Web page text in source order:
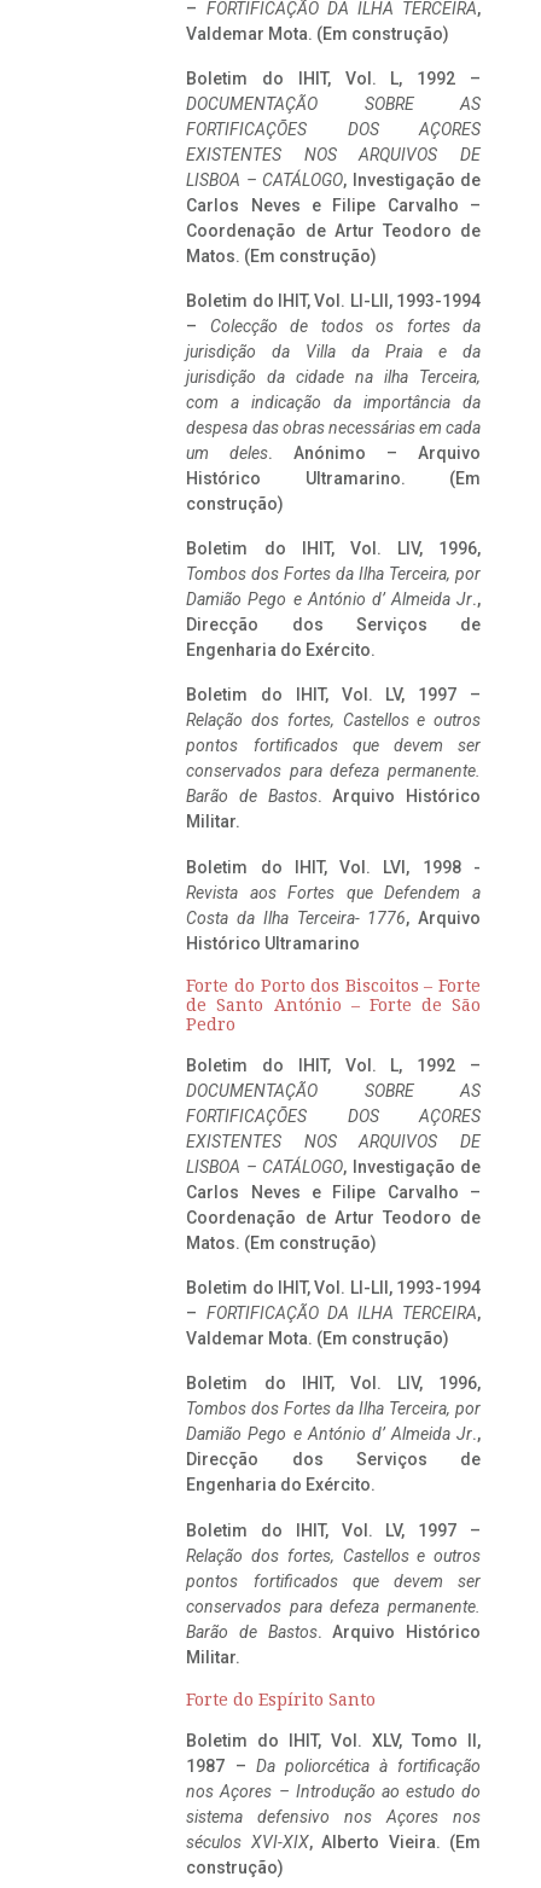
– FORTIFICAÇÃO DA ILHA TERCEIRA,
Valdemar Mota. (Em construção)
Boletim do IHIT, Vol. L, 1992 –
DOCUMENTAÇÃO SOBRE AS
FORTIFICAÇÕES DOS AÇORES
EXISTENTES NOS ARQUIVOS DE
LISBOA – CATÁLOGO, Investigação de
Carlos Neves e Filipe Carvalho –
Coordenação de Artur Teodoro de
Matos. (Em construção)
Boletim do IHIT, Vol. LI-LII, 1993-1994
– Colecção de todos os fortes da
jurisdição da Villa da Praia e da
jurisdição da cidade na ilha Terceira,
com a indicação da importância da
despesa das obras necessárias em cada
um deles. Anónimo – Arquivo
Histórico Ultramarino. (Em
construção)
Boletim do IHIT, Vol. LIV, 1996,
Tombos dos Fortes da Ilha Terceira, por
Damião Pego e António d’ Almeida Jr.,
Direcção dos Serviços de
Engenharia do Exército.
Boletim do IHIT, Vol. LV, 1997 –
Relação dos fortes, Castellos e outros
pontos fortificados que devem ser
conservados para defeza permanente.
Barão de Bastos. Arquivo Histórico
Militar.
Boletim do IHIT, Vol. LVI, 1998 -
Revista aos Fortes que Defendem a
Costa da Ilha Terceira- 1776, Arquivo
Histórico Ultramarino
Forte do Porto dos Biscoitos – Forte
de Santo António – Forte de São
Pedro
Boletim do IHIT, Vol. L, 1992 –
DOCUMENTAÇÃO SOBRE AS
FORTIFICAÇÕES DOS AÇORES
EXISTENTES NOS ARQUIVOS DE
LISBOA – CATÁLOGO, Investigação de
Carlos Neves e Filipe Carvalho –
Coordenação de Artur Teodoro de
Matos. (Em construção)
Boletim do IHIT, Vol. LI-LII, 1993-1994
– FORTIFICAÇÃO DA ILHA TERCEIRA,
Valdemar Mota. (Em construção)
Boletim do IHIT, Vol. LIV, 1996,
Tombos dos Fortes da Ilha Terceira, por
Damião Pego e António d’ Almeida Jr.,
Direcção dos Serviços de
Engenharia do Exército.
Boletim do IHIT, Vol. LV, 1997 –
Relação dos fortes, Castellos e outros
pontos fortificados que devem ser
conservados para defeza permanente.
Barão de Bastos. Arquivo Histórico
Militar.
Forte do Espírito Santo
Boletim do IHIT, Vol. XLV, Tomo II,
1987 – Da poliorcética à fortificação
nos Açores – Introdução ao estudo do
sistema defensivo nos Açores nos
séculos XVI-XIX, Alberto Vieira. (Em
construção)